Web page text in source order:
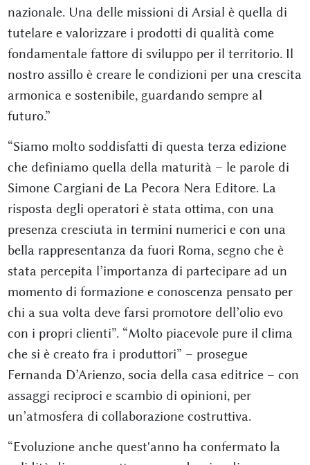
nazionale. Una delle missioni di Arsial è quella di
tutelare e valorizzare i prodotti di qualità come
fondamentale fattore di sviluppo per il territorio. Il
nostro assillo è creare le condizioni per una crescita
armonica e sostenibile, guardando sempre al
futuro.”
“Siamo molto soddisfatti di questa terza edizione
che definiamo quella della maturità – le parole di
Simone Cargiani de La Pecora Nera Editore. La
risposta degli operatori è stata ottima, con una
presenza cresciuta in termini numerici e con una
bella rappresentanza da fuori Roma, segno che è
stata percepita l’importanza di partecipare ad un
momento di formazione e conoscenza pensato per
chi a sua volta deve farsi promotore dell’olio evo
con i propri clienti”. “Molto piacevole pure il clima
che si è creato fra i produttori” – prosegue
Fernanda D’Arienzo, socia della casa editrice – con
assaggi reciproci e scambio di opinioni, per
un’atmosfera di collaborazione costruttiva.
“Evoluzione anche quest'anno ha confermato la